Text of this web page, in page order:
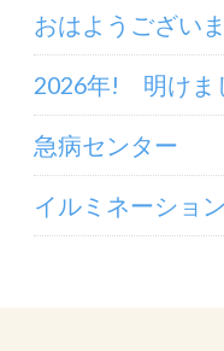
おはようございま
2026年! 明けま
急病センター
イルミネーション